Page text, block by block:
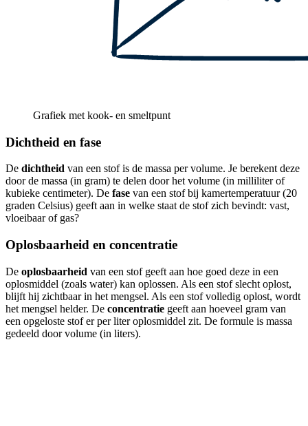
Grafiek met kook- en smeltpunt
Dichtheid en fase
De dichtheid van een stof is de massa per volume. Je berekent deze
door de massa (in gram) te delen door het volume (in milliliter of
kubieke centimeter). De fase van een stof bij kamertemperatuur (20
graden Celsius) geeft aan in welke staat de stof zich bevindt: vast,
vloeibaar of gas?
Oplosbaarheid en concentratie
De oplosbaarheid van een stof geeft aan hoe goed deze in een
oplosmiddel (zoals water) kan oplossen. Als een stof slecht oplost,
blijft hij zichtbaar in het mengsel. Als een stof volledig oplost, wordt
het mengsel helder. De concentratie geeft aan hoeveel gram van
een opgeloste stof er per liter oplosmiddel zit. De formule is massa
gedeeld door volume (in liters).